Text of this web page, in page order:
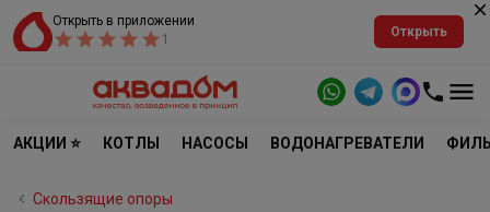
Открыть в приложении
1
Открыть
АКЦИИ ⭐ КОТЛЫ НАСОСЫ ВОДОНАГРЕВАТЕЛИ
Скользящие опоры